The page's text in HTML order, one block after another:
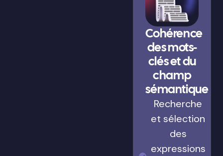
Cohérence
des mots-
clés et du
champ
sémantique
Recherche
et sélection
des
expressions